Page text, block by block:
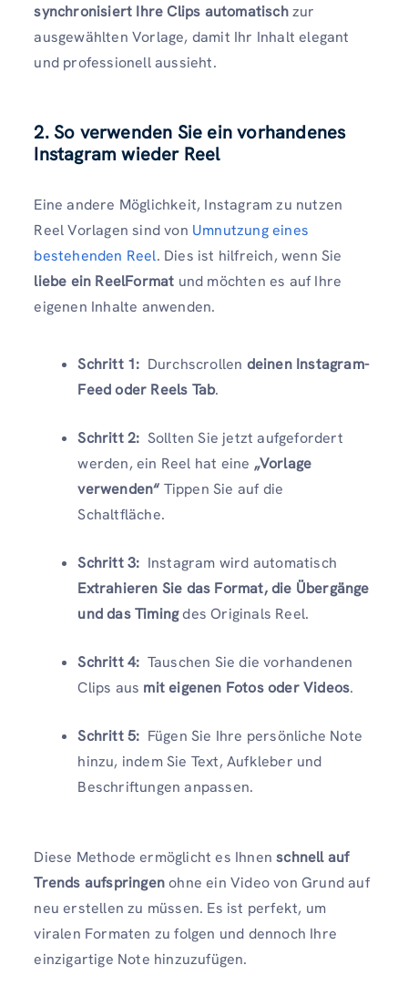
synchronisiert Ihre Clips automatischzur
ausgewählten Vorlage, damit Ihr Inhalt elegant
und professionell aussieht.
2. So verwenden Sie ein vorhandenes
Instagram wieder Reel
Eine andere Möglichkeit, Instagram zu nutzen
Reel Vorlagen sind von Umnutzung eines
bestehenden Reel. Dies ist hilfreich, wenn Sie
liebe ein ReelFormat und möchten es auf Ihre
eigenen Inhalte anwenden.
Schritt 1: Durchscrollen deinen Instagram-
Feed oder Reels Tab.
Schritt 2: Sollten Sie jetzt aufgefordert
werden, ein Reel hat eine „Vorlage
verwenden“ Tippen Sie auf die
Schaltfläche.
Schritt 3: Instagram wird automatisch
Extrahieren Sie das Format, die Übergänge
und das Timingdes Originals Reel.
Schritt 4: Tauschen Sie die vorhandenen
Clips aus mit eigenen Fotos oder Videos.
Schritt 5: Fügen Sie Ihre persönliche Note
hinzu, indem Sie Text, Aufkleber und
Beschriftungen anpassen.
Diese Methode ermöglicht es Ihnenschnell auf
Trends aufspringenohne ein Video von Grund auf
neu erstellen zu müssen. Es ist perfekt, um
viralen Formaten zu folgen und dennoch Ihre
einzigartige Note hinzuzufügen.